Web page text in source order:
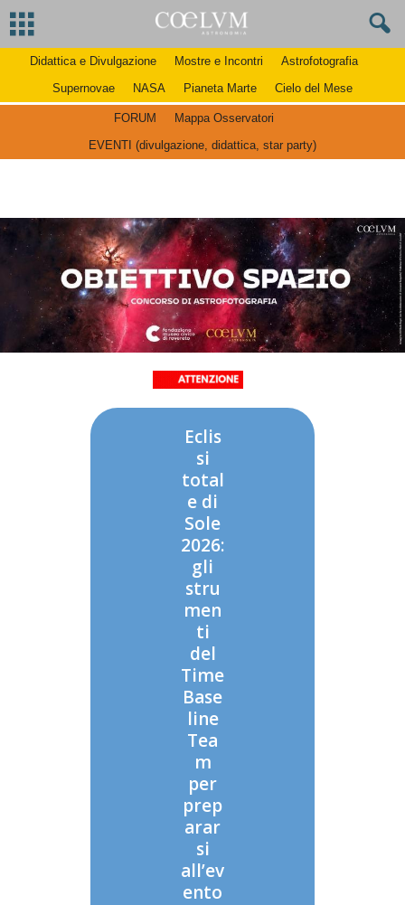
Didattica e Divulgazione Mostre e Incontri
Astrofotografia
Supernovae
NASA Pianeta Marte Cielo del Mese
FORUM
Mappa Osservatori
EVENTI (divulgazione, didattica, star party)
Eclis
si
total
e di
Sole
2026:
gli
stru
men
ti
del
Time
Base
line
Tea
m
per
prep
arar
si
all’ev
ento